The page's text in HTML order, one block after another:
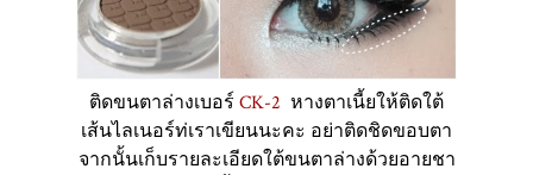
ติดขนตาล่างเบอร์ CK-2 หางตาเนี้ยให้ติดใต้
เส้นไลเนอร์ท่เราเขียนนะคะ อย่าติดชิดขอบตา
จากนั้นเก็บรายละเอียดใต้ขนตาล่างด้วยอายชา